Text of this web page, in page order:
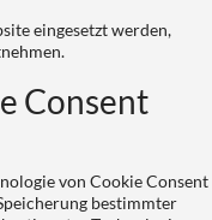
eingesetzt werden,
Consent
von Cookie Consent
bestimmter